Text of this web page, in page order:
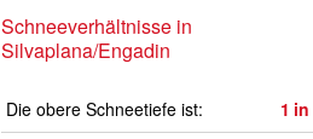
Schneeverhältnisse in
Silvaplana/Engadin
Die obere Schneetiefe ist: 1 in